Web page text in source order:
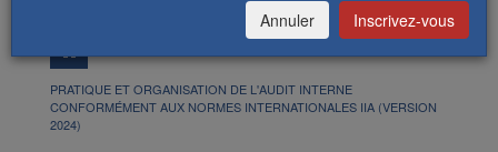
Annuler Inscrivez-vous
PRATIQUE ET ORGANISATION DE L'AUDIT INTERNE
CONFORMÉMENT AUX NORMES INTERNATIONALES IIA (VERSION
2024)